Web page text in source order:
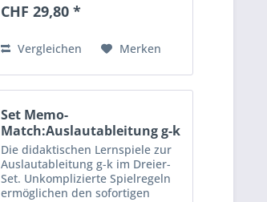
Förderstunde . Inhalt: Sie
mittelschwere...
CHF 29,80 *
Vergleichen Merken
Set Memo-
Match:Auslautableitung g-k
Die didaktischen Lernspiele zur
Auslautableitung g-k im Dreier-
Set. Unkomplizierte Spielregeln
ermöglichen den sofortigen